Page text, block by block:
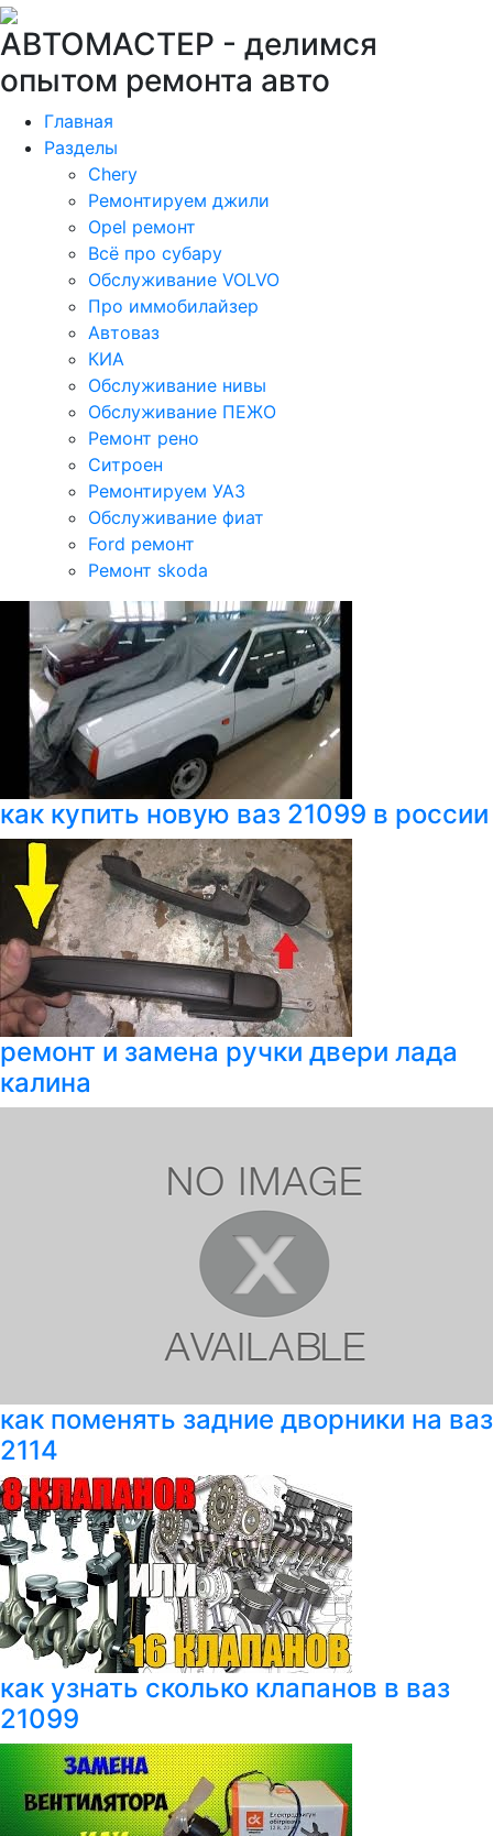
АВТОМАСТЕР - делимся
опытом ремонта авто
Главная
Разделы
Chery
Ремонтируем джили
Opel ремонт
Всё про субару
Обслуживание VOLVO
Про иммобилайзер
Автоваз
КИА
Обслуживание нивы
Обслуживание ПЕЖО
Ремонт рено
Ситроен
Ремонтируем УАЗ
Обслуживание фиат
Ford ремонт
Ремонт skoda
как купить новую ваз 21099 в россии
ремонт и замена ручки двери лада
калина
как поменять задние дворники на ваз
2114
как узнать сколько клапанов в ваз
21099